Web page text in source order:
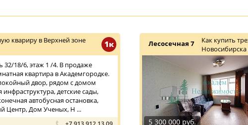
1к
квариру в Верхней зоне
32/18/6, этаж 1 /4. В продаже
квартира в Академгородке.
двор, рядом с домом
инфраструктура, детские сады,
автобусная остановка,
Центр, Дом Ученых, Н ...
Лесосечная 7
Как купить
5 300 000 руб.